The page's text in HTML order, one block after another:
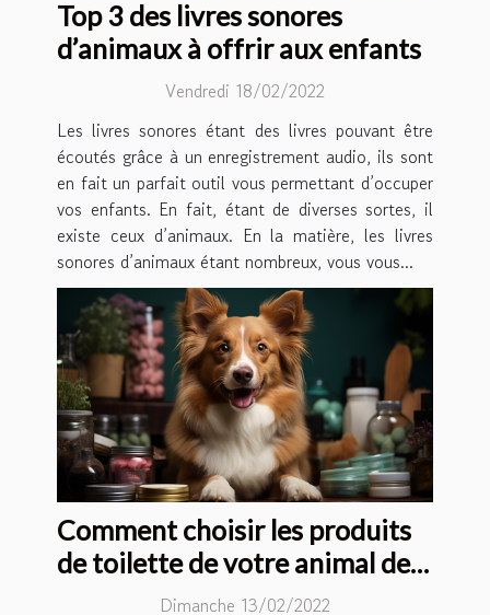
Top 3 des livres sonores
d’animaux à offrir aux enfants
Vendredi 18/02/2022
Les livres sonores étant des livres pouvant être
écoutés grâce à un enregistrement audio, ils sont
en fait un parfait outil vous permettant d’occuper
vos enfants. En fait, étant de diverses sortes, il
existe ceux d’animaux. En la matière, les livres
sonores d’animaux étant nombreux, vous vous...
Comment choisir les produits
de toilette de votre animal de
compagnie ?Dimanche 13/02/2022